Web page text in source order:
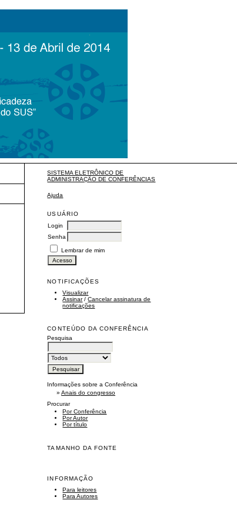
SISTEMA ELETRÔNICO DE
ADMINISTRAÇÃO DE CONFERÊNCIAS
Ajuda
USUÁRIO
Login
Senha
Lembrar de mim
NOTIFICAÇÕES
Visualizar
Assinar/Cancelar assinatura de
notificações
CONTEÚDO DA CONFERÊNCIA
Pesquisa
Informações sobre a Conferência
»Anais do congresso
Procurar
Por Conferência
Por Autor
Por título
TAMANHO DA FONTE
INFORMAÇÃO
Para leitores
Para Autores